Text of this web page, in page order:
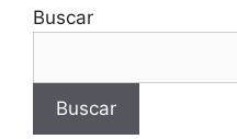
Buscar
Buscar